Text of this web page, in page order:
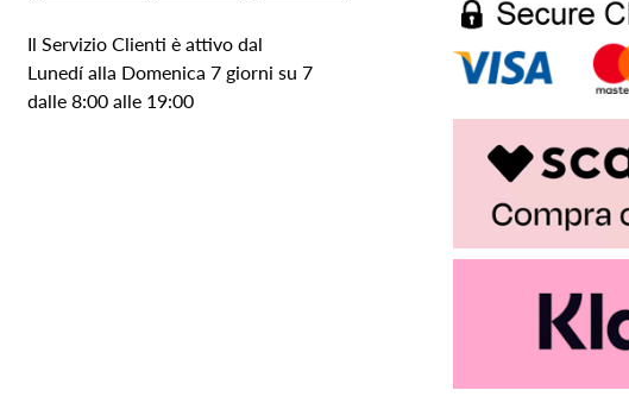
Il Servizio Clienti è attivo dal
Lunedí alla Domenica 7 giorni su 7
dalle 8:00 alle 19:00